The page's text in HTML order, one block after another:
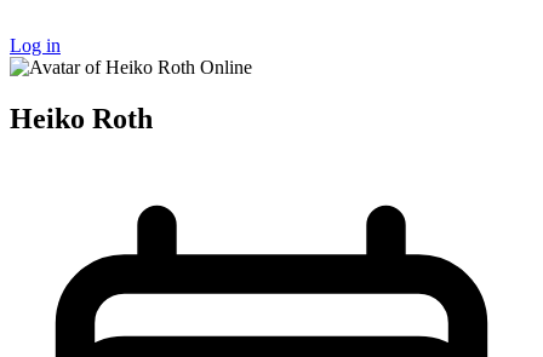
Log in
Online
Heiko Roth